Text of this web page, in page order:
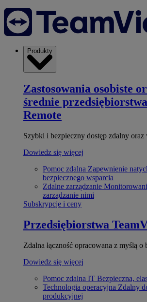
Produkty
Zastosowania osobiste
średnie przedsiębiorstwa
Remote
Szybki i bezpieczny dostęp zdalny oraz
Dowiedz się więcej
Pomoc zdalna Zapewnienie
bezpiecznego wsparcia
Zdalne zarządzanie
zarządzanie nimi
Subskrypcje i ceny
Przedsiębiorstwa
Zdalna łączność opracowana z myślą o
Dowiedz się więcej
Pomoc zdalna IT Bezpieczna,
Technologia operacyjna Zdalny
produkcyjnej